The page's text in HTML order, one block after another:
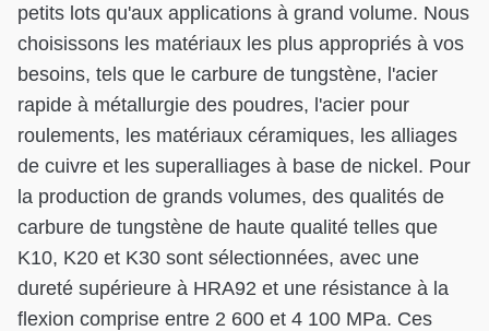
petits lots qu'aux applications à grand volume. Nous
choisissons les matériaux les plus appropriés à vos
besoins, tels que le carbure de tungstène, l'acier
rapide à métallurgie des poudres, l'acier pour
roulements, les matériaux céramiques, les alliages
de cuivre et les superalliages à base de nickel. Pour
la production de grands volumes, des qualités de
carbure de tungstène de haute qualité telles que
K10, K20 et K30 sont sélectionnées, avec une
dureté supérieure à HRA92 et une résistance à la
flexion comprise entre 2 600 et 4 100 MPa. Ces